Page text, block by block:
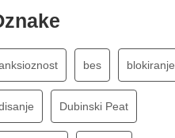
bes blokiranje
Dubinski Peat